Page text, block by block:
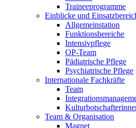
Traineeprogramme
Einblicke und
Allgemeinstation
Funktionsbereiche
Intensivpflege
OP-Team
Pädiatrische Pflege
Psychiatrische Pflege
Internationale Fachkräfte
Team
Team & Organisation
Magnet